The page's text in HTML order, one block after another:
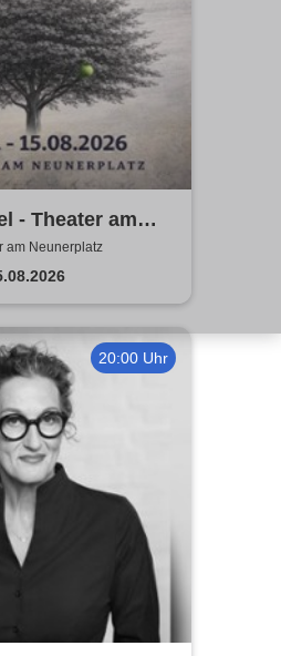
- Theater am
Würzburg
am Neunerplatz
20:00 Uhr